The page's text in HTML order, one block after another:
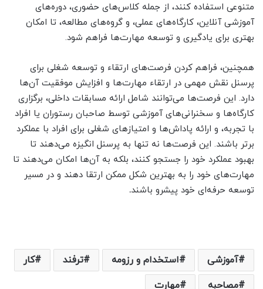
متنوعی استفاده کنند، از جمله کلاس‌های حضوری، دوره‌های
آموزشی آنلاین، کارگاه‌های عملی، و گروه‌های مطالعه، تا امکان
بهتری برای یادگیری و توسعه مهارت‌ها فراهم شود.
همچنین، فراهم کردن فرصت‌های ارتقاء و توسعه شغلی برای
پرسنل نقش مهمی در ارتقاء مهارت‌ها و افزایش موفقیت آن‌ها
دارد. این فرصت‌ها می‌توانند شامل ارائه مسابقات داخلی، برگزاری
کارگاه‌ها و سخنرانی‌های آموزشی توسط صاحبان رستوران یا افراد
با تجربه، و ارائه پاداش‌ها و امتیازهای شغلی برای افراد با عملکرد
برتر باشند. این فرصت‌ها نه تنها به پرسنل انگیزه می‌دهند تا
بهبود عملکرد خود را جستجو کنند، بلکه به آن‌ها امکان می‌دهند تا
مهارت‌های خود را به بهترین شکل ممکن ارتقا دهند و در مسیر
توسعه حرفه‌ای خود پیشرو باشند.
آموزشی استخدام و رزومه ترفند
کار
مصاحبه
مهارت